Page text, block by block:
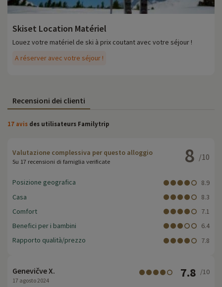
Skiset Location Matériel
A réserver avec votre séjour !
Louez votre matériel de ski à prix coutant avec votre séjour !
Recensioni dei clienti
17 avis des utilisateurs Familytrip
Valutazione complessiva per questo alloggio
Su 17 recensioni di famiglia verificate 8 /10
Posizione geografica
8.9
Casa
8.3
Comfort
7.1
Benefici per i bambini
6.4
Rapporto qualità/prezzo
7.8
Genevičve X.
17 agosto 2024
7.8 /10